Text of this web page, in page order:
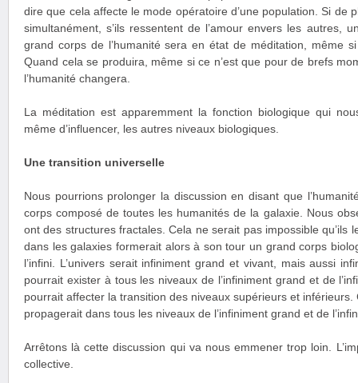
dire que cela affecte le mode opératoire d’une population. Si de
simultanément, s’ils ressentent de l’amour envers les autres,
grand corps de l’humanité sera en état de méditation, même
Quand cela se produira, même si ce n’est que pour de brefs
l’humanité changera.
La méditation est apparemment la fonction biologique qui
même d’influencer, les autres niveaux biologiques.
Une transition universelle
Nous pourrions prolonger la discussion en disant que
corps composé de toutes les humanités de la galaxie. Nous
ont des structures fractales. Cela ne serait pas impossible qu’ils
dans les galaxies formerait alors à son tour un grand corps
l’infini. L’univers serait infiniment grand et vivant, mais aussi
pourrait exister à tous les niveaux de l’infiniment grand et de
pourrait affecter la transition des niveaux supérieurs et
propagerait dans tous les niveaux de l’infiniment grand et de
Arrêtons là cette discussion qui va nous emmener trop loin.
collective.